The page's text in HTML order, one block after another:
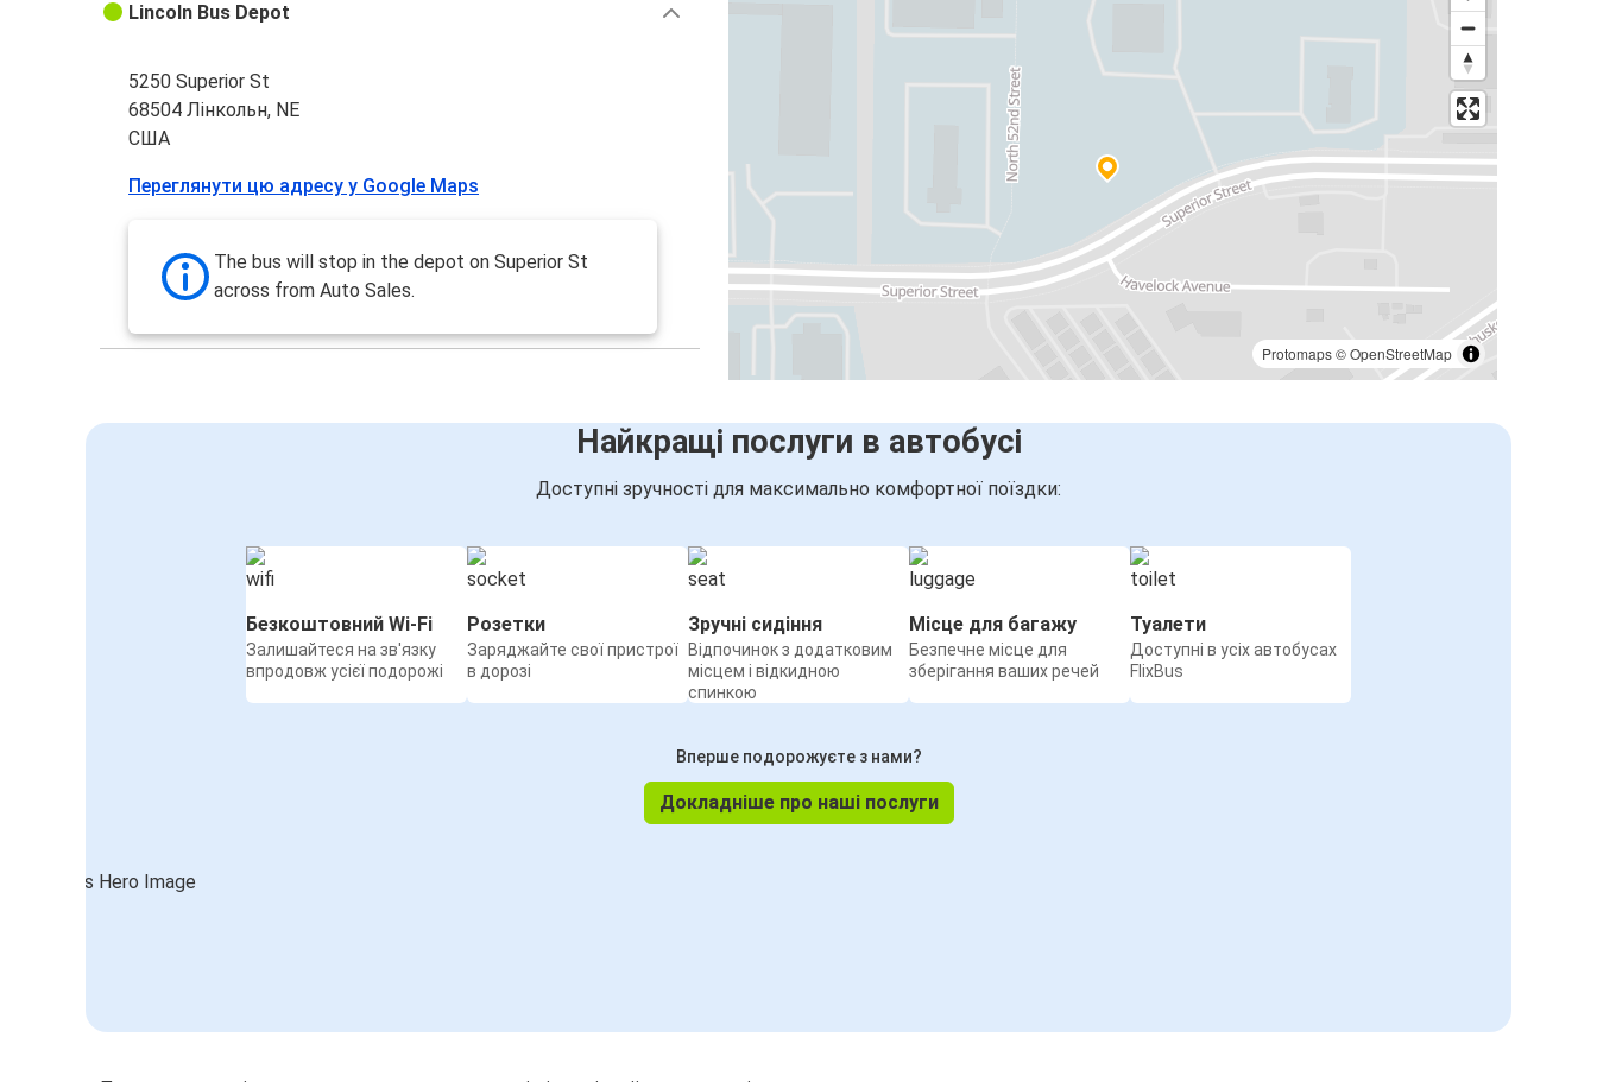
Protomaps©OpenStreetMap
Lincoln Bus Depot
5250 Superior St
68504 Лінкольн, NE
США
Переглянути цю адресу у Google Maps
The bus will stop in the depot on Superior St
across from Auto Sales.
Найкращі послуги в автобусі
Доступні зручності для максимально комфортної поїздки:
Безкоштовний Wi-Fi
Залишайтеся на зв'язку
впродовж усієї подорожі
Розетки
Заряджайте свої пристрої
в дорозі
Зручні сидіння
Відпочинок з додатковим
місцем і відкидною
спинкою
Місце для багажу
Безпечне місце для
зберігання ваших речей
Туалети
Доступні в усіх автобусах
FlixBus
Вперше подорожуєте з нами?
Докладніше про наші послуги